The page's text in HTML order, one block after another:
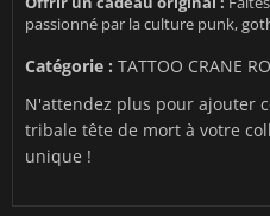
passionné par la culture punk,
Catégorie : TATTOO CRANE
N'attendez plus pour ajouter
tribale tête de mort à votre
unique !